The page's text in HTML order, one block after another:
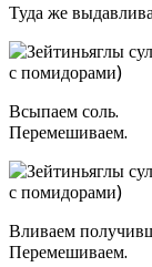
Туда же
Всыпаем соль.
Перемешиваем.
Вливаем
Перемешиваем.